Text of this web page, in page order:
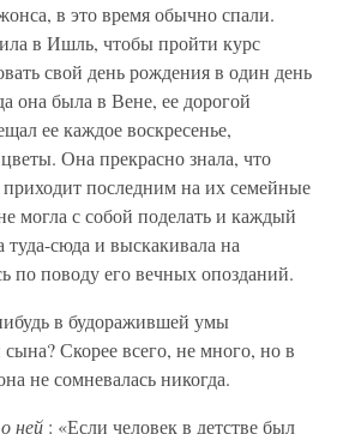
в это время обычно спали.
в Ишль, чтобы пройти курс
свой день рождения в один день
она была в Вене, ее дорогой
ее каждое воскресенье,
Она прекрасно знала, что
последним на их семейные
могла с собой поделать и каждый
туда-сюда и выскакивала на
по поводу его вечных опозданий.
в будоражившей умы
Скорее всего, не много, но в
не сомневалась никогда.
ней : «Если человек в детстве был